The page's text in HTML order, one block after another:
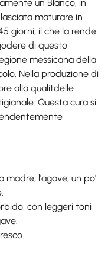
un Blanco, in
maturare in
giorni, il che la rende
di questo
messicana della
Nella produzione di
alla qualitdelle
Questa cura si
madre, l'agave, un po'
con leggeri toni